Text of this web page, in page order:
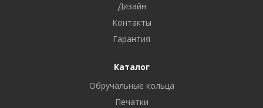
Дизайн
Контакты
Гарантия
Каталог
Обручальные кольца
Печатки